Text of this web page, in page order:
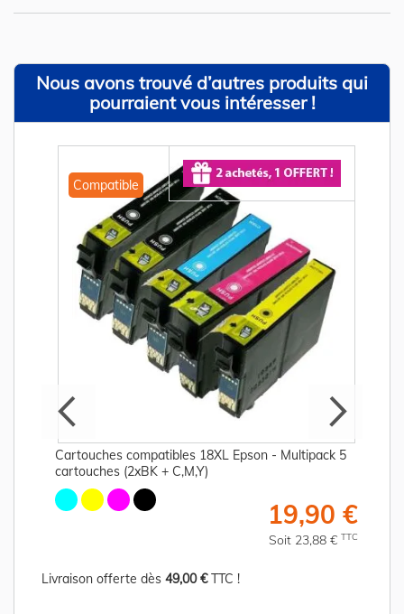
Nous avons trouvé d’autres produits qui
pourraient vous intéresser !
Compatible
Cartouches compatibles 18XL Epson - Multipack 5
cartouches (2xBK + C,M,Y)
19,90 €
Soit 23,88 € TTC
Livraison offerte dès 49,00 €TTC !